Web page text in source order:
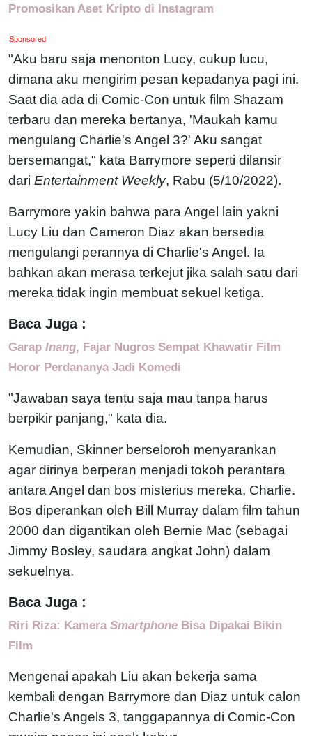
Promosikan Aset Kripto di Instagram
Sponsored
"Aku baru saja menonton Lucy, cukup lucu,
dimana aku mengirim pesan kepadanya pagi ini.
Saat dia ada di Comic-Con untuk film Shazam
terbaru dan mereka bertanya, 'Maukah kamu
mengulang Charlie's Angel 3?' Aku sangat
bersemangat," kata Barrymore seperti dilansir
dari Entertainment Weekly, Rabu (5/10/2022).
Barrymore yakin bahwa para Angel lain yakni
Lucy Liu dan Cameron Diaz akan bersedia
mengulangi perannya di Charlie's Angel. Ia
bahkan akan merasa terkejut jika salah satu dari
mereka tidak ingin membuat sekuel ketiga.
Baca Juga :
Garap Inang, Fajar Nugros Sempat Khawatir Film
Horor Perdananya Jadi Komedi
"Jawaban saya tentu saja mau tanpa harus
berpikir panjang," kata dia.
Kemudian, Skinner berseloroh menyarankan
agar dirinya berperan menjadi tokoh perantara
antara Angel dan bos misterius mereka, Charlie.
Bos diperankan oleh Bill Murray dalam film tahun
2000 dan digantikan oleh Bernie Mac (sebagai
Jimmy Bosley, saudara angkat John) dalam
sekuelnya.
Baca Juga :
Riri Riza: Kamera Smartphone Bisa Dipakai Bikin
Film
Mengenai apakah Liu akan bekerja sama
kembali dengan Barrymore dan Diaz untuk calon
Charlie's Angels 3, tanggapannya di Comic-Con